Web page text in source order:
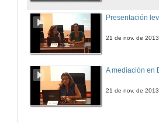
21 de nov. de 2013
21 de nov. de 2013